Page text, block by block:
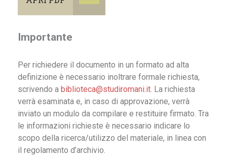
Importante
Per richiedere il documento in un formato ad alta
definizione è necessario inoltrare formale richiesta,
scrivendo a biblioteca@studiromani.it. La richiesta
verrà esaminata e, in caso di approvazione, verrà
inviato un modulo da compilare e restituire firmato. Tra
le informazioni richieste è necessario indicare lo
scopo della ricerca/utilizzo del materiale, in linea con
il regolamento d’archivio.